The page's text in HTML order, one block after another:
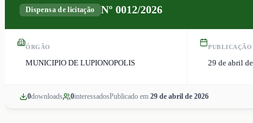
Dispensa de licitação Nº 0012/2026
ÓRGÃO
MUNICIPIO DE LUPIONOPOLIS
PUBLICAÇÃO
29 de abril
0downloads 0interessadosPublicado em 29 de abril de 2026